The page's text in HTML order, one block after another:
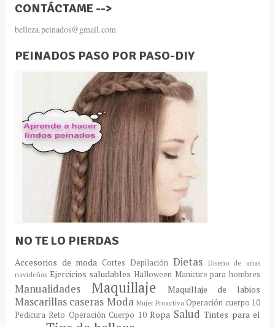
CONTÁCTAME -->
belleza.peinados@gmail.com
PEINADOS PASO POR PASO-DIY
NO TE LO PIERDAS
Accesorios de moda Cortes Depilación Dietas
Diseño de uñas
navideños Ejercicios saludables Halloween Manicure para hombres
Manualidades Maquillaje Maquillaje de labios
Mascarillas caseras Moda Mujer Proactiva Operación cuerpo 10
Pedicura Reto Operación Cuerpo 10 Ropa Salud Tintes para el